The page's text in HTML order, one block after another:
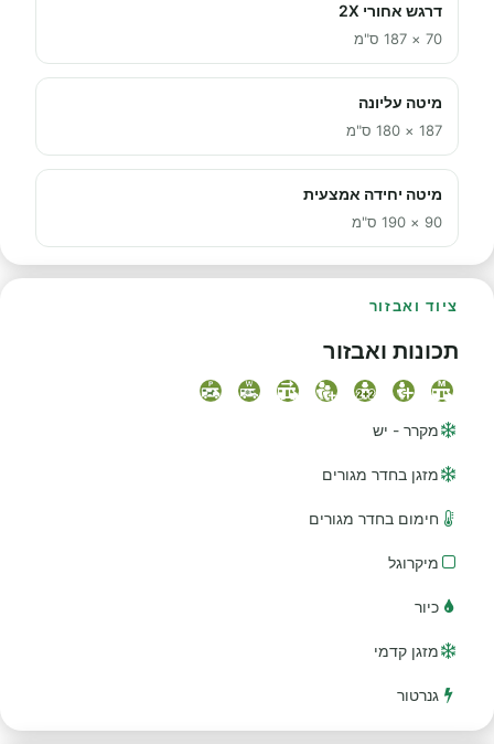
דרגש אחורי 2X
70 × 187 ס"מ
מיטה עליונה
187 × 180 ס"מ
מיטה יחידה אמצעית
90 × 190 ס"מ
ציוד ואבזור
תכונות ואבזור
מקרר - יש
מזגן בחדר מגורים
חימום בחדר מגורים
מיקרוגל
כיור
מזגן קדמי
גנרטור